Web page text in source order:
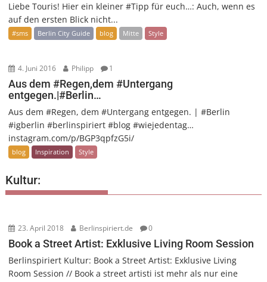
Liebe Touris! Hier ein kleiner #Tipp für euch…: Auch, wenn es
auf den ersten Blick nicht...
#sms Berlin City Guide blog Mitte Style
4. Juni 2016 Philipp 1
Aus dem #Regen,dem #Untergang
entgegen.|#Berlin…
Aus dem #Regen, dem #Untergang entgegen. | #Berlin
#igberlin #berlinspiriert #blog #wiejedentag…
instagram.com/p/BGP3qpfzG5i/
blog Inspiration Style
Kultur:
23. April 2018 Berlinspiriert.de 0
Book a Street Artist: Exklusive Living Room Session
Berlinspiriert Kultur: Book a Street Artist: Exklusive Living
Room Session // Book a street artisti ist mehr als nur eine